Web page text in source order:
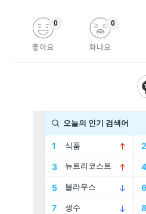
좋아요
0
화나요
0